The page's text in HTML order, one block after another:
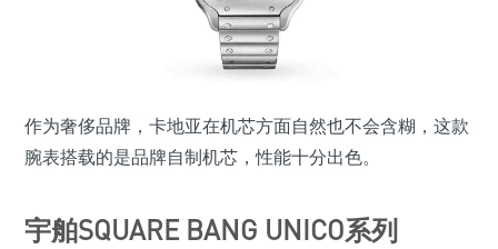
作为奢侈品牌，卡地亚在机芯方面自然也不会含糊，这款
腕表搭载的是品牌自制机芯，性能十分出色。
宇舶SQUARE BANG UNICO系列